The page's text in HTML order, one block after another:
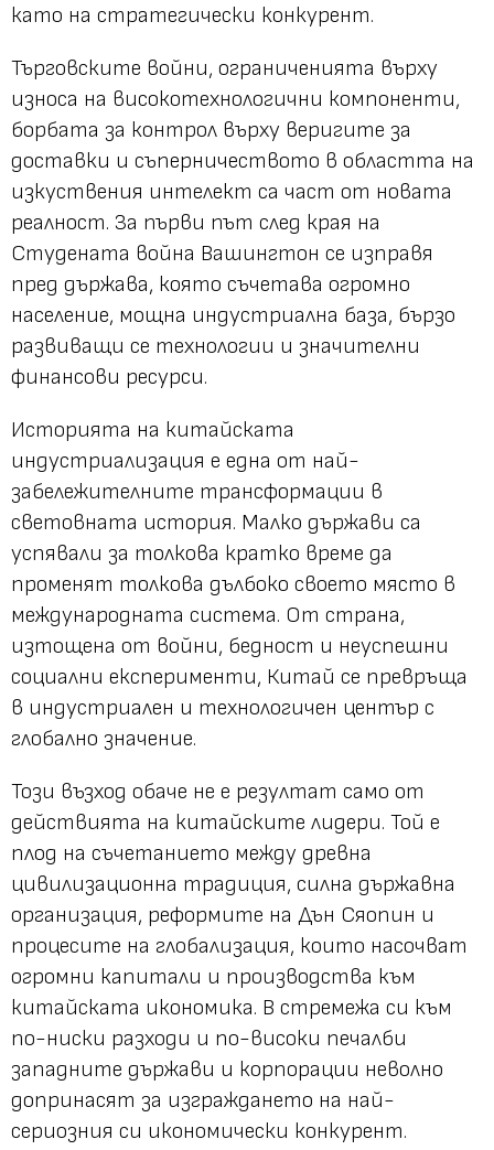
като на стратегически конкурент.
Търговските войни, ограниченията върху
износа на високотехнологични компоненти,
борбата за контрол върху веригите за
доставки и съперничеството в областта на
изкуствения интелект са част от новата
реалност. За първи път след края на
Студената война Вашингтон се изправя
пред държава, която съчетава огромно
население, мощна индустриална база, бързо
развиващи се технологии и значителни
финансови ресурси.
Историята на китайската
индустриализация е една от най-
забележителните трансформации в
световната история. Малко държави са
успявали за толкова кратко време да
променят толкова дълбоко своето място в
международната система. От страна,
изтощена от войни, бедност и неуспешни
социални експерименти, Китай се превръща
в индустриален и технологичен център с
глобално значение.
Този възход обаче не е резултат само от
действията на китайските лидери. Той е
плод на съчетанието между древна
цивилизационна традиция, силна държавна
организация, реформите на Дън Сяопин и
процесите на глобализация, които насочват
огромни капитали и производства към
китайската икономика. В стремежа си към
по-ниски разходи и по-високи печалби
западните държави и корпорации неволно
допринасят за изграждането на най-
сериозния си икономически конкурент.